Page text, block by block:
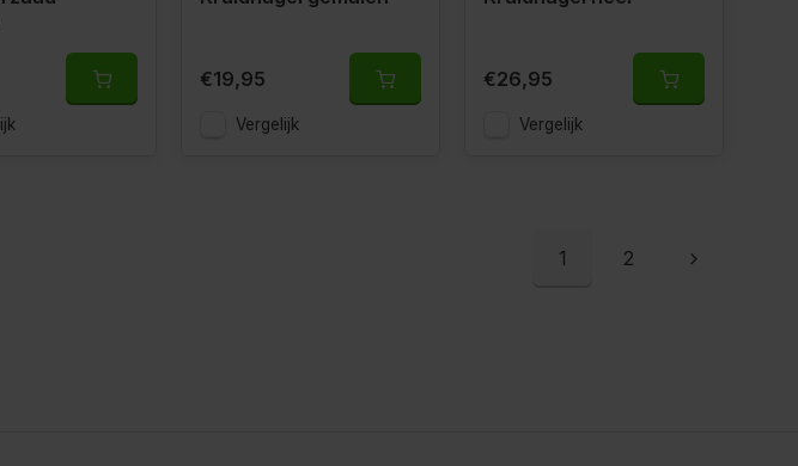
€19,95
Vergelijk
€26,95
Vergelijk
1 2